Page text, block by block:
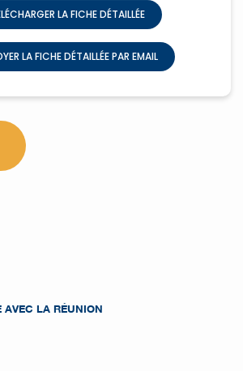
LA FICHE DÉTAILLÉE
LA FICHE DÉTAILLÉE PAR EMAIL
AVEC LA RÉUNION